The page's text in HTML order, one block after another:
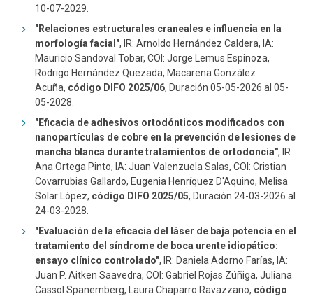
10-07-2029.
"Relaciones estructurales craneales e influencia en la
morfología facial", IR: Arnoldo Hernández Caldera, IA:
Mauricio Sandoval Tobar, COI: Jorge Lemus Espinoza,
Rodrigo Hernández Quezada, Macarena González
Acuña, código DIFO 2025/06, Duración 05-05-2026 al 05-
05-2028.
"Eficacia de adhesivos ortodónticos modificados con
nanopartículas de cobre en la prevención de lesiones de
mancha blanca durante tratamientos de ortodoncia", IR:
Ana Ortega Pinto, IA: Juan Valenzuela Salas, COI: Cristian
Covarrubias Gallardo, Eugenia Henríquez D'Aquino, Melisa
Solar López, código DIFO 2025/05, Duración 24-03-2026 al
24-03-2028.
"Evaluación de la eficacia del láser de baja potencia en el
tratamiento del síndrome de boca urente idiopático:
ensayo clínico controlado", IR: Daniela Adorno Farías, IA:
Juan P. Aitken Saavedra, COI: Gabriel Rojas Zúñiga, Juliana
Cassol Spanemberg, Laura Chaparro Ravazzano, código